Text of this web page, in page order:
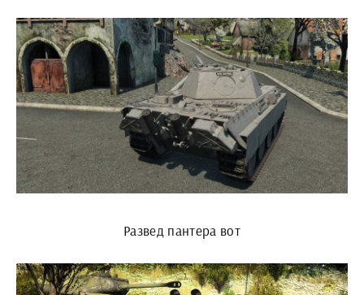
Развед пантера вот